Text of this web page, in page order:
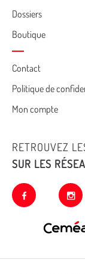
Dossiers
Boutique
Cemea
footer
Contact
Politique de
Mon compte
RETROUVEZ
SUR LES
facebook